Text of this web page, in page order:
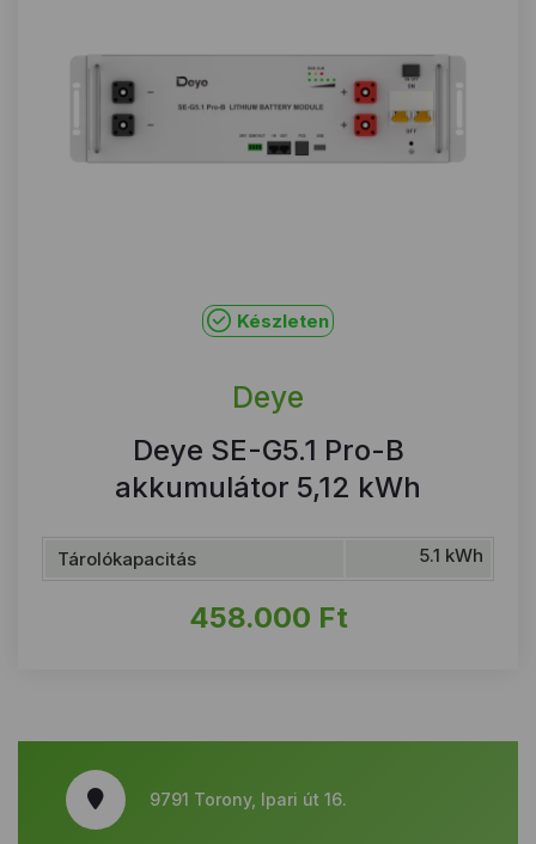
Készleten
Deye
Deye SE-G5.1 Pro-B
akkumulátor 5,12 kWh
Tárolókapacitás 5.1 kWh
458.000 Ft
9791 Torony, Ipari út 16.